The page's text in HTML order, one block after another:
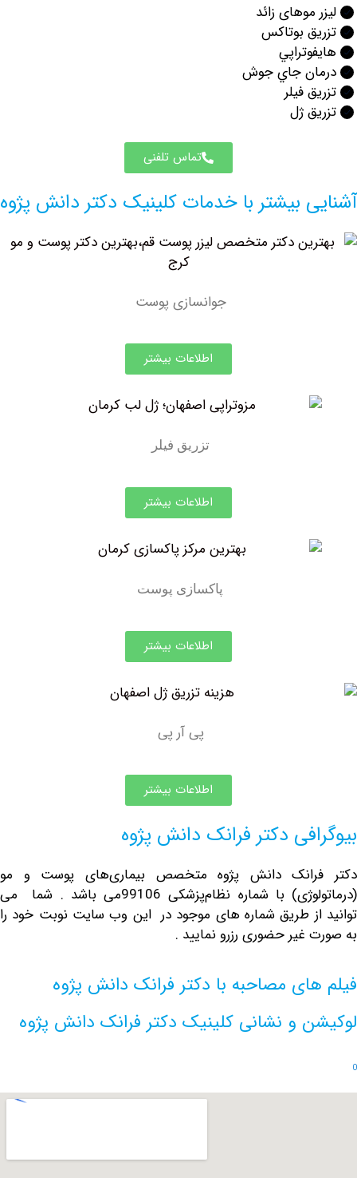
موهای زائد
بوتاكس
جاي جوش
فیلر
ژل
تماس تلفنی
بیشتر با خدمات کلینیک دکتر دانش پژوه
جوانسازی پوست
اطلاعات بیشتر
تزریق فیلر
اطلاعات بیشتر
پاکسازی پوست
اطلاعات بیشتر
پی آر پی
اطلاعات بیشتر
دکتر فرانک دانش پژوه
دانش پژوه متخصص بیماری‌­های پوست و مو
(درماتولوژی) با شماره نظام‌پزشکی 99106می باشد . شما می
از طریق شماره های موجود در این وب سایت نوبت خود را
غیر حضوری رزرو نمایید .
مصاحبه با دکتر فرانک دانش پژوه
و نشانی کلینیک دکتر فرانک دانش پژوه